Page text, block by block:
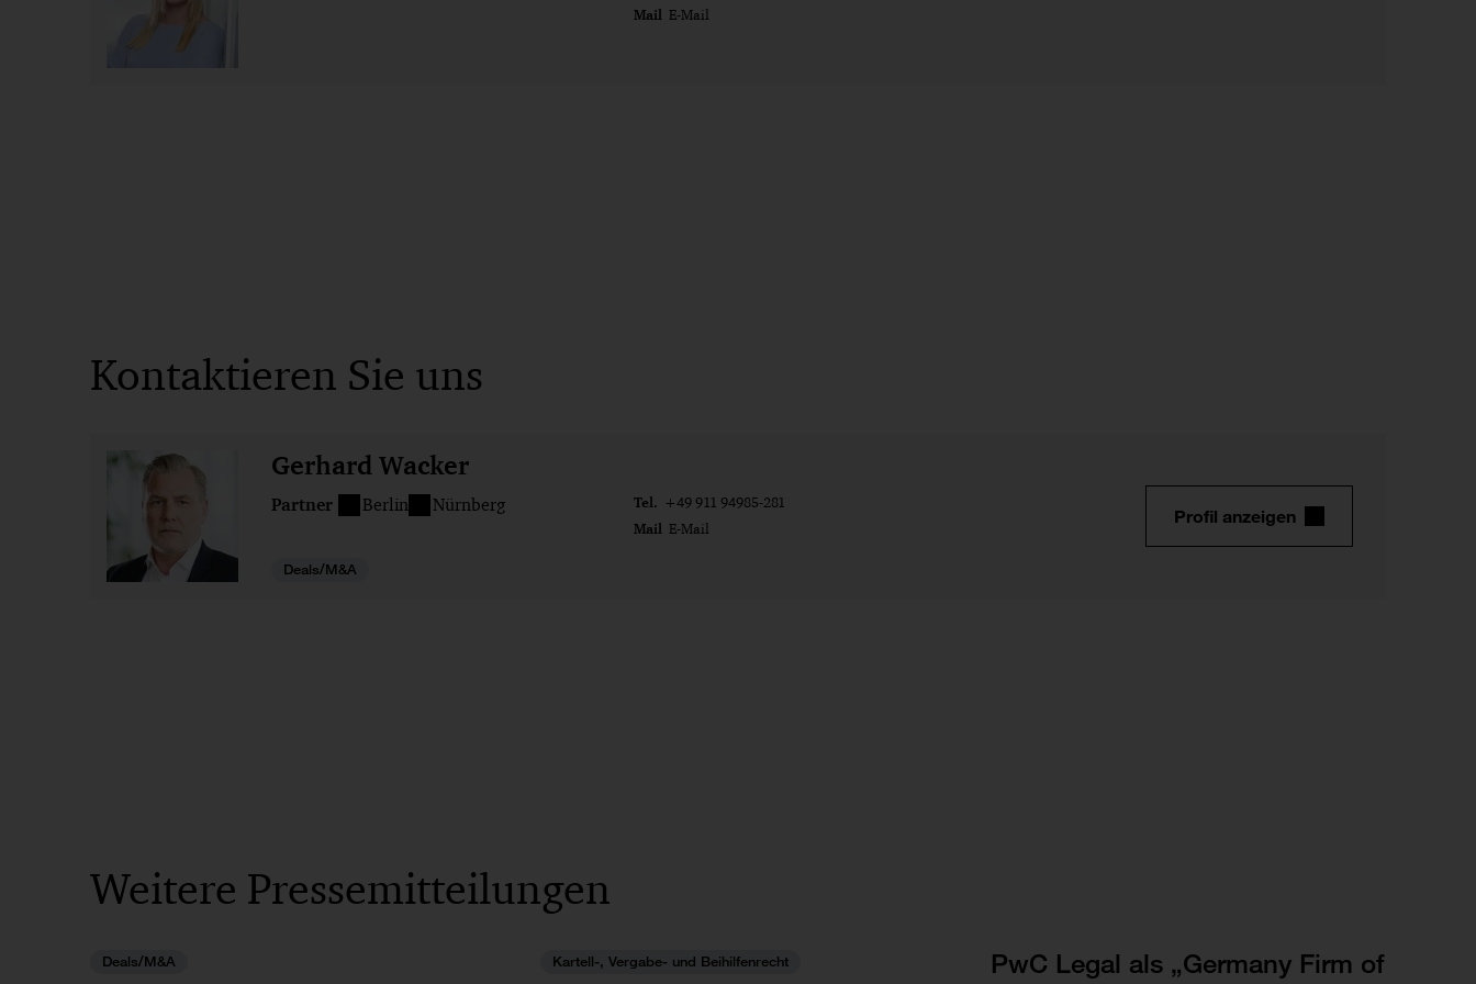
Mail E-Mail
Kontaktieren Sie uns
Gerhard Wacker
Partner Berlin Nürnberg Tel. +49 911 94985-281
Mail E-Mail
Deals/M&A
Profil anzeigen
Weitere Pressemitteilungen
Deals/M&A Kartell-, Vergabe- und Beihilfenrecht
PwC Legal als „Germany Firm of